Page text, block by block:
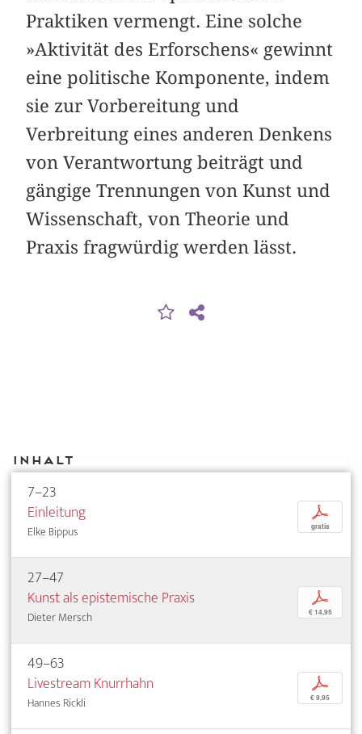
Praktiken vermengt. Eine solche
»Aktivität des Erforschens« gewinnt
eine politische Komponente, indem
sie zur Vorbereitung und
Verbreitung eines anderen Denkens
von Verantwortung beiträgt und
gängige Trennungen von Kunst und
Wissenschaft, von Theorie und
Praxis fragwürdig werden lässt.
Inhalt
7–23
Einleitung
Elke Bippus
p
gratis
27–47
Kunst als epistemische Praxis
Dieter Mersch
p
€ 14,95
49–63
Livestream Knurrhahn
Hannes Rickli
p
€ 9,95